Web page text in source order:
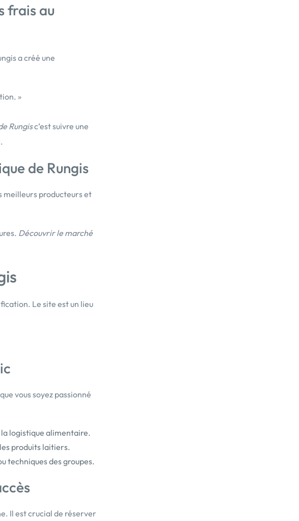
frais au
a créé une
»
Rungisc’est suivre une
de Rungis
meilleurs producteurs et
Découvrir le marché
Le site est un lieu
vous soyez passionné
logistique alimentaire.
produits laitiers.
techniques des groupes.
Il est crucial de réserver